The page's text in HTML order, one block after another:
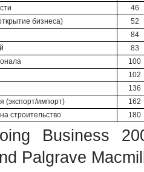
46
бизнеса)
52
84
83
100
102
136
(экспорт/импорт)
162
строительство 180
Business
Palgrave